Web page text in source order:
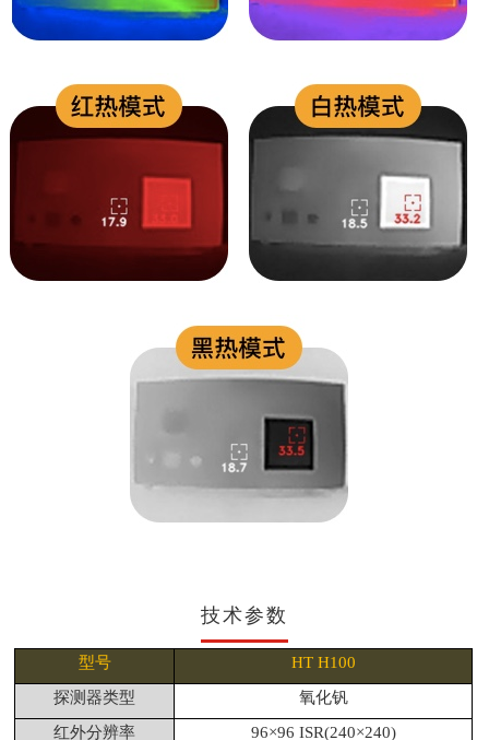
技术参数
型号
HT H100
探测器类型
氧化钒
红外分辨率
96×96 ISR(240×240)